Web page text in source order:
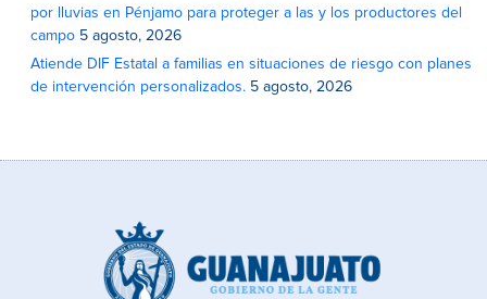
por lluvias en Pénjamo para proteger a las y los productores del
campo 5 agosto, 2026
Atiende DIF Estatal a familias en situaciones de riesgo con planes
de intervención personalizados. 5 agosto, 2026